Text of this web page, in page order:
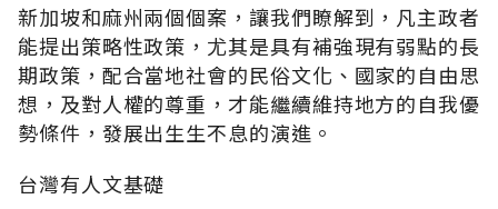
新加坡和麻州兩個個案，讓我們瞭解到，凡主政者
能提出策略性政策，尤其是具有補強現有弱點的長
期政策，配合當地社會的民俗文化、國家的自由思
想，及對人權的尊重，才能繼續維持地方的自我優
勢條件，發展出生生不息的演進。
台灣有人文基礎